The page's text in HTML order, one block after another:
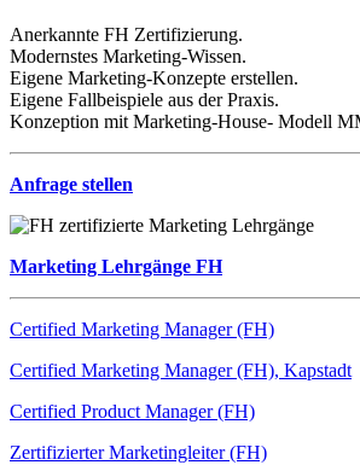
Anerkannte FH Zertifizierung.
Modernstes Marketing-Wissen.
Eigene Marketing-Konzepte erstellen.
Eigene Fallbeispiele aus der Praxis.
Konzeption mit Marketing-House- Modell
Anfrage stellen
Marketing Lehrgänge FH
Certified Marketing Manager (FH)
Certified Marketing Manager (FH), Kapstadt
Certified Product Manager (FH)
Zertifizierter Marketingleiter (FH)